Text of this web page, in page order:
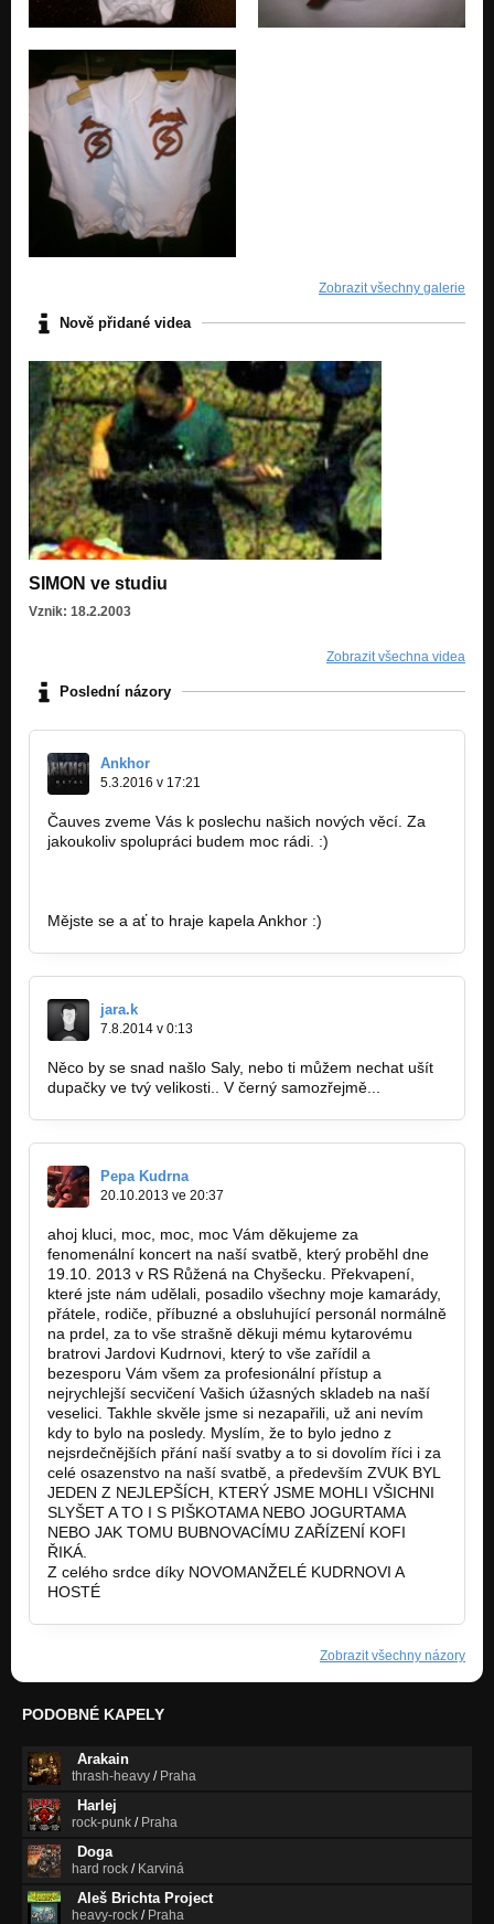
Zobrazit všechny galerie
Nově přidané videa
SIMON ve studiu
Vznik: 18.2.2003
Zobrazit všechna videa
Poslední názory
Ankhor
5.3.2016 v 17:21
Čauves zveme Vás k poslechu našich nových věcí. Za
jakoukoliv spolupráci budem moc rádi. :)
Mějste se a ať to hraje kapela Ankhor :)
jara.k
7.8.2014 v 0:13
Něco by se snad našlo Saly, nebo ti můžem nechat ušít
dupačky ve tvý velikosti.. V černý samozřejmě...
Pepa Kudrna
20.10.2013 ve 20:37
ahoj kluci, moc, moc, moc Vám děkujeme za
fenomenální koncert na naší svatbě, který proběhl dne
19.10. 2013 v RS Růžená na Chyšecku. Překvapení,
které jste nám udělali, posadilo všechny moje kamarády,
přátele, rodiče, příbuzné a obsluhující personál normálně
na prdel, za to vše strašně děkuji mému kytarovému
bratrovi Jardovi Kudrnovi, který to vše zařídil a
bezesporu Vám všem za profesionální přístup a
nejrychlejší secvičení Vašich úžasných skladeb na naší
veselici. Takhle skvěle jsme si nezapařili, už ani nevím
kdy to bylo na posledy. Myslím, že to bylo jedno z
nejsrdečnějších přání naší svatby a to si dovolím říci i za
celé osazenstvo na naší svatbě, a především ZVUK BYL
JEDEN Z NEJLEPŠÍCH, KTERÝ JSME MOHLI VŠICHNI
SLYŠET A TO I S PIŠKOTAMA NEBO JOGURTAMA
NEBO JAK TOMU BUBNOVACÍMU ZAŘÍZENÍ KOFI
ŘIKÁ.
Z celého srdce díky NOVOMANŽELÉ KUDRNOVI A
HOSTÉ
Zobrazit všechny názory
PODOBNÉ KAPELY
Arakain
thrash-heavy / Praha
Harlej
rock-punk / Praha
Doga
hard rock / Karviná
Aleš Brichta Project
heavy-rock / Praha